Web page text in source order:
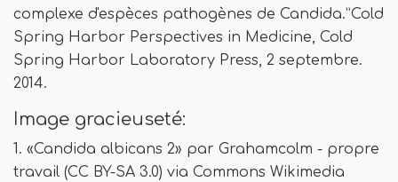
complexe d'espèces pathogènes de Candida.”Cold
Spring Harbor Perspectives in Medicine, Cold
Spring Harbor Laboratory Press, 2 septembre.
2014.
Image gracieuseté:
1. «Candida albicans 2» par Grahamcolm - propre
travail (CC BY-SA 3.0) via Commons Wikimedia